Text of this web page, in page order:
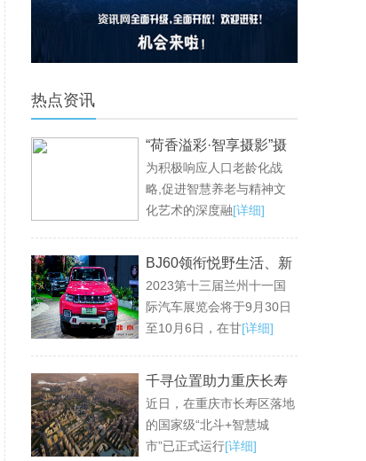
热点资讯
“荷香溢彩·智享摄影”摄
影公益活动成功举办，
共绘老龄生活新画卷
为积极响应人口老龄化战
略,促进智慧养老与精神文
化艺术的深度融[详细]
BJ60领衔悦野生活、新
魔方领衔悦己生活，兰
州十一国际车展不见不
散！
2023第十三届兰州十一国
际汽车展览会将于9月30日
至10月6日，在甘[详细]
千寻位置助力重庆长寿
区打造国家级“北斗+智
慧城市”
近日，在重庆市长寿区落地
的国家级“北斗+智慧城
市”已正式运行[详细]